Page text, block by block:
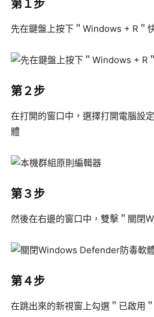
第１步
先在鍵盤上按下＂Windows + R＂
第２步
在打開的窗口中，選擇打開電腦
體
第３步
然後在右邊的窗口中，雙擊＂關閉
第４步
在跳出來的新視窗上勾選＂已啟用